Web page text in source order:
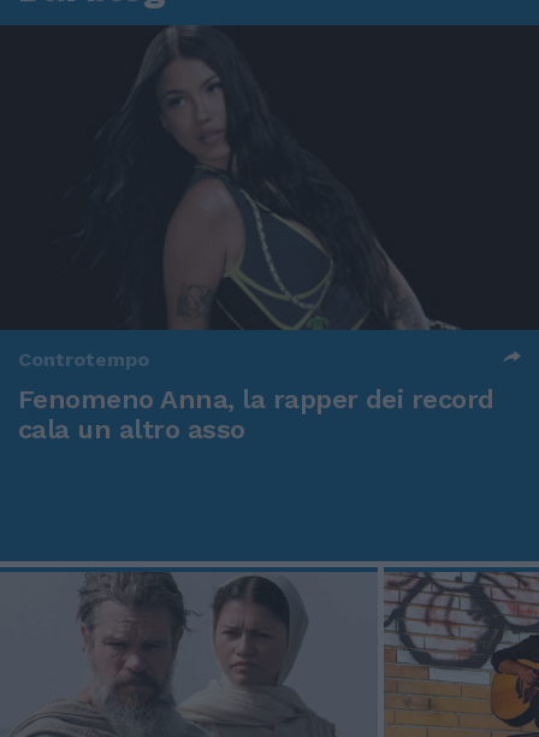
Controtempo
Fenomeno Anna, la rapper dei record
cala un altro asso